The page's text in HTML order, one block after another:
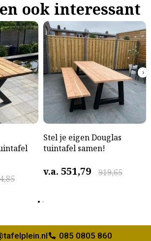
ook interessant
Stel je eigen Douglas
tuintafel samen!
v.a. 919,65
551,79
›
085 0805 860